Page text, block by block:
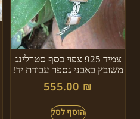
צמיד 925 צפוי כסף סטרלינג
משובץ באבני גספר עבודת יד!
555.00 ₪